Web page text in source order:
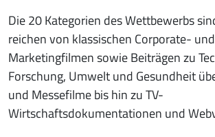
Die 20 Kategorien des Wettbewerbs
reichen von klassischen Corporate- und
Marketingfilmen sowie Beiträgen zu
Forschung, Umwelt und Gesundheit
und Messefilme bis hin zu TV-
Wirtschaftsdokumentationen und